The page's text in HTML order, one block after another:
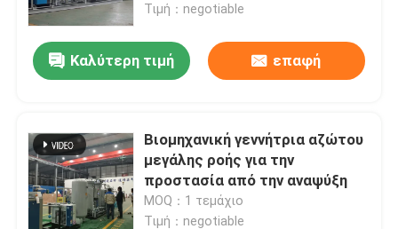
Τιμή：negotiable
Καλύτερη τιμή επαφή
Βιομηχανική γεννήτρια αζώτου
μεγάλης ροής για την
προστασία από την αναψύξη
MOQ：1 τεμάχιο
Τιμή：negotiable